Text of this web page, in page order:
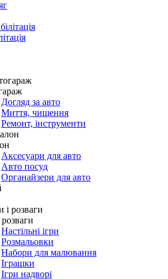
Догляд за авто
Миття, чищення
Ремонт, інструменти
Аксесуари для авто
Авто посуд
Органайзери для авто
розваги
Настільні ігри
Розмальовки
Набори для малювання
Іграшки
Ігри надворі